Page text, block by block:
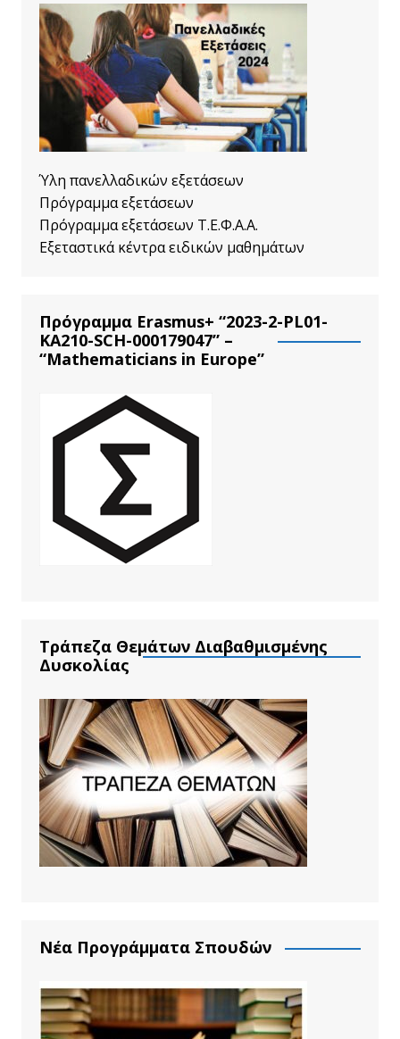
Ύλη πανελλαδικών εξετάσεων
Πρόγραμμα εξετάσεων
Πρόγραμμα εξετάσεων Τ.Ε.Φ.Α.Α.
Εξεταστικά κέντρα ειδικών μαθημάτων
Πρόγραμμα Erasmus+ “2023-2-PL01-
KA210-SCH-000179047” –
“Mathematicians in Europe”
Τράπεζα Θεμάτων Διαβαθμισμένης
Δυσκολίας
Νέα Προγράμματα Σπουδών